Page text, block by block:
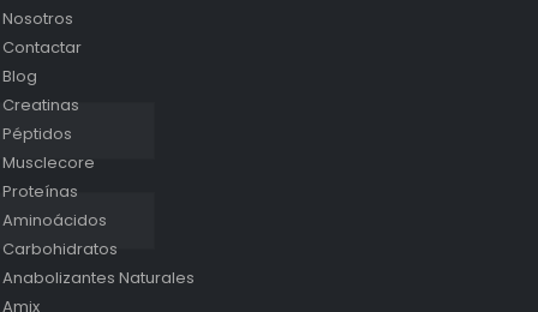
Nosotros
Contactar
Blog
Creatinas
Péptidos
Musclecore
Proteínas
Aminoácidos
Carbohidratos
Anabolizantes Naturales
Amix